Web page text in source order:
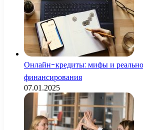
Онлайн-кредиты: мифы и
финансирования
07.01.2025